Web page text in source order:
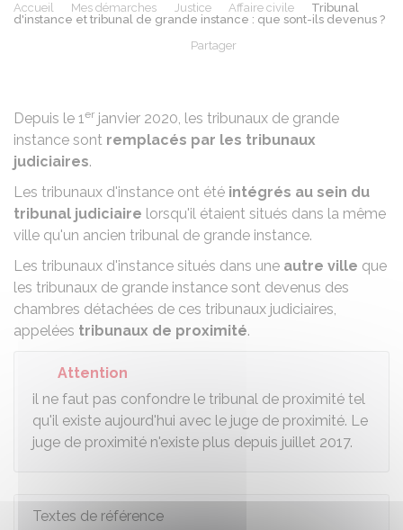
Accueil Mes démarches Justice Affaire civile
Tribunal
d'instance et tribunal de grande instance : que sont-ils devenus ?
Partager
Depuis le 1er janvier 2020, les tribunaux de grande
instance sont remplacés par les tribunaux
judiciaires.
Les tribunaux d'instance ont été intégrés au sein du
tribunal judiciaire lorsqu'il étaient situés dans la même
ville qu'un ancien tribunal de grande instance.
Les tribunaux d'instance situés dans une autre ville que
les tribunaux de grande instance sont devenus des
chambres détachées de ces tribunaux judiciaires,
appelées tribunaux de proximité.
Attention
il ne faut pas confondre le tribunal de proximité tel
qu'il existe aujourd'hui avec le juge de proximité. Le
juge de proximité n'existe plus depuis juillet 2017.
Textes de référence